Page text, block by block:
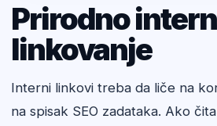
Prirodno
linkovanje
Interni linkovi treba da liče na
na spisak SEO zadataka. Ako